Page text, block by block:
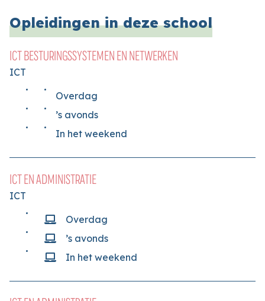
Opleidingen in deze school
ICT BESTURINGSSYSTEMEN EN NETWERKEN
ICT
Overdag
’s avonds
In het weekend
ICT EN ADMINISTRATIE
ICT
Overdag
’s avonds
In het weekend